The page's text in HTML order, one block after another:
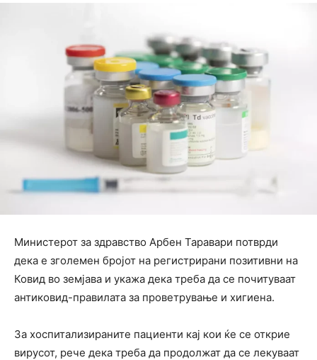
Министерот за здравство Арбен Таравари потврди
дека е зголемен бројот на регистрирани позитивни на
Ковид во земјава и укажа дека треба да се почитуваат
антиковид-правилата за проветрување и хигиена.
За хоспитализираните пациенти кај кои ќе се открие
вирусот, рече дека треба да продолжат да се лекуваат